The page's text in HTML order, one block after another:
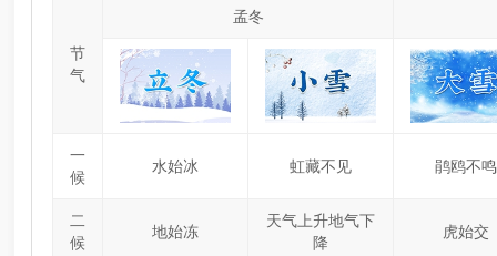
节
气
孟冬
一
候
水始冰 虹藏不见 鹃鸥不鸣
二
候
地始冻
天气上升地气下
降
虎始交